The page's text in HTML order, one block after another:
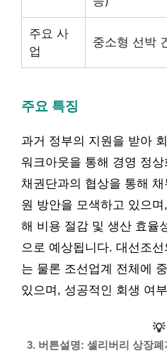
주요 사
업
중소형 선박
주요 특징
과거 정부의 지원을 받아
워크아웃을 통해 경영 정
채권단과의 협상을 통해
원 방안을 모색하고 있으
해 비용 절감 및 생산 효율
으로 예상됩니다. 대선조
는 물론 조선업계 전체에
있으며, 성공적인 회생 여
💡
3. 버튼설명: 셀리버리 상장